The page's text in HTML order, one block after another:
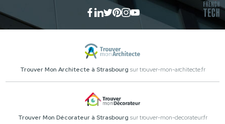
Trouver Mon Architecte à Strasbourg sur trouver-mon-architecte.fr
Trouver Mon Décorateur à Strasbourg sur trouver-mon-decorateur.fr